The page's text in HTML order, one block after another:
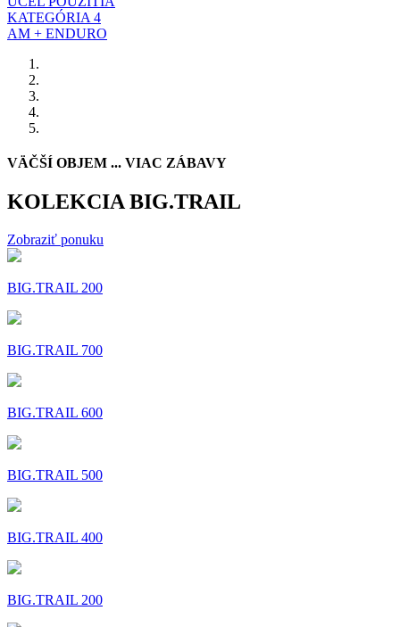
KATEGÓRIA 4
AM + ENDURO
VÄČŠÍ OBJEM ... VIAC ZÁBAVY
KOLEKCIA BIG.TRAIL
Zobraziť ponuku
BIG.TRAIL 200
BIG.TRAIL 700
BIG.TRAIL 600
BIG.TRAIL 500
BIG.TRAIL 400
BIG.TRAIL 200